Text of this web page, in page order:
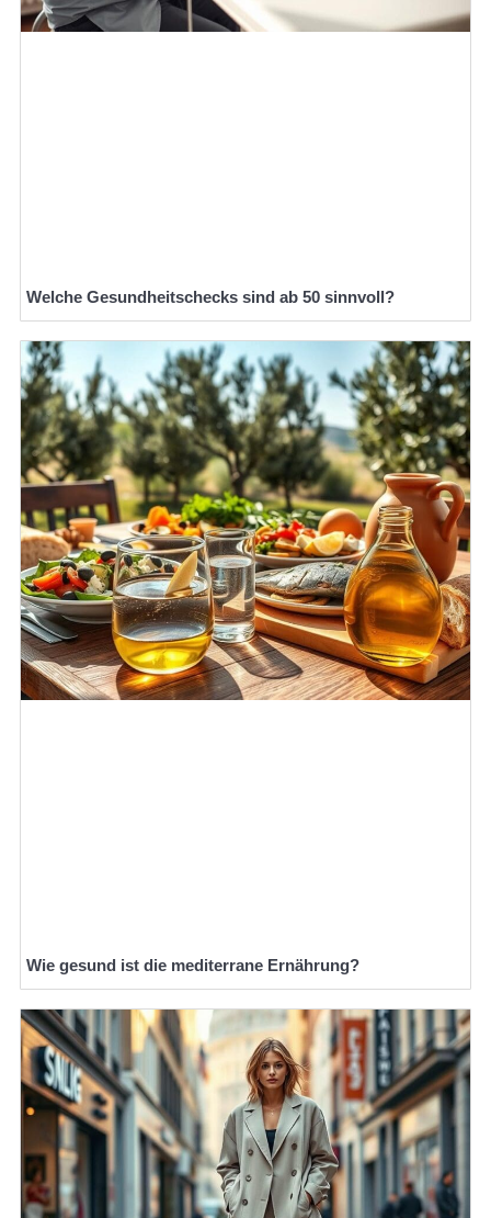
Welche Gesundheitschecks sind ab 50 sinnvoll?
Wie gesund ist die mediterrane Ernährung?